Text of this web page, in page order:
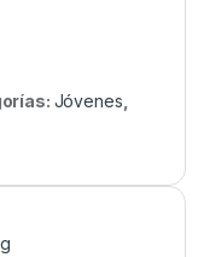
Jóvenes,